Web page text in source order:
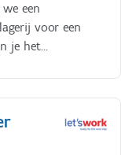
een
voor een
je het